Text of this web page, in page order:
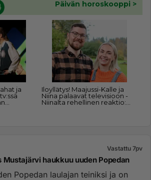
Vastattu 7pv
Mustajärvi haukkuu uuden Popedan
Popedan laulajan teiniksi ja on